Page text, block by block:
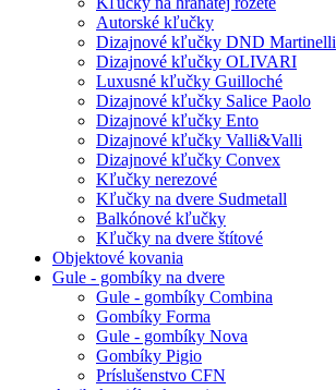
Autorské kľučky
Dizajnové kľučky DND Martinelli
Dizajnové kľučky OLIVARI
Luxusné kľučky Guilloché
Dizajnové kľučky Salice Paolo
Dizajnové kľučky Ento
Dizajnové kľučky Valli&Valli
Dizajnové kľučky Convex
Kľučky nerezové
Kľučky na dvere Sudmetall
Balkónové kľučky
Kľučky na dvere štítové
Objektové kovania
Gule - gombíky na dvere
Gule - gombíky Combina
Gombíky Forma
Gule - gombíky Nova
Gombíky Pigio
Príslušenstvo CFN